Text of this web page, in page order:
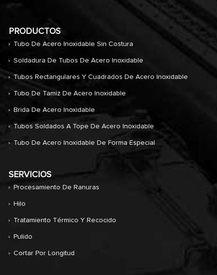
PRODUCTOS
Tubo De Acero Inoxidable Sin Costura
Soldadura De Tubos De Acero Inoxidable
Tubos Rectangulares Y Cuadrados De Acero Inoxidable
Tubo De Tamiz De Acero Inoxidable
Brida De Acero Inoxidable
Tubos Soldados A Tope De Acero Inoxidable
Tubo De Acero Inoxidable De Forma Especial
SERVICIOS
Procesamiento De Ranuras
Hilo
Tratamiento Térmico Y Recocido
Pulido
Cortar Por Longitud